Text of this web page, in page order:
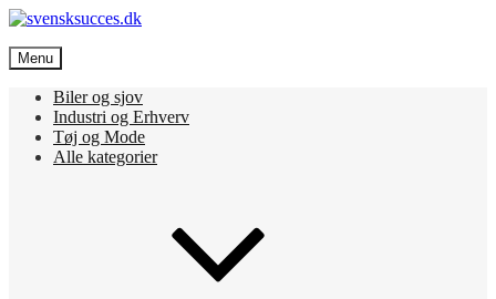
Skip
content
svensksucces.dk
Vi bringer de bedste nyheder, både fra Sverige og Danmark
Menu
Biler og sjov
Industri og Erhverv
Tøj og Mode
Alle kategorier